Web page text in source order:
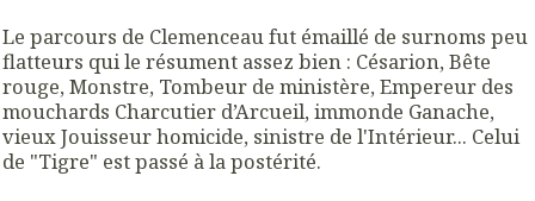
Le parcours de Clemenceau fut émaillé de surnoms peu
flatteurs qui le résument assez bien : Césarion, Bête
rouge, Monstre, Tombeur de ministère, Empereur des
mouchards Charcutier d’Arcueil, immonde Ganache,
vieux Jouisseur homicide, sinistre de l'Intérieur... Celui
de "Tigre" est passé à la postérité.